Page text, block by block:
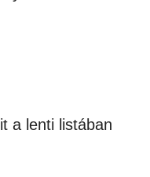
a lenti listában